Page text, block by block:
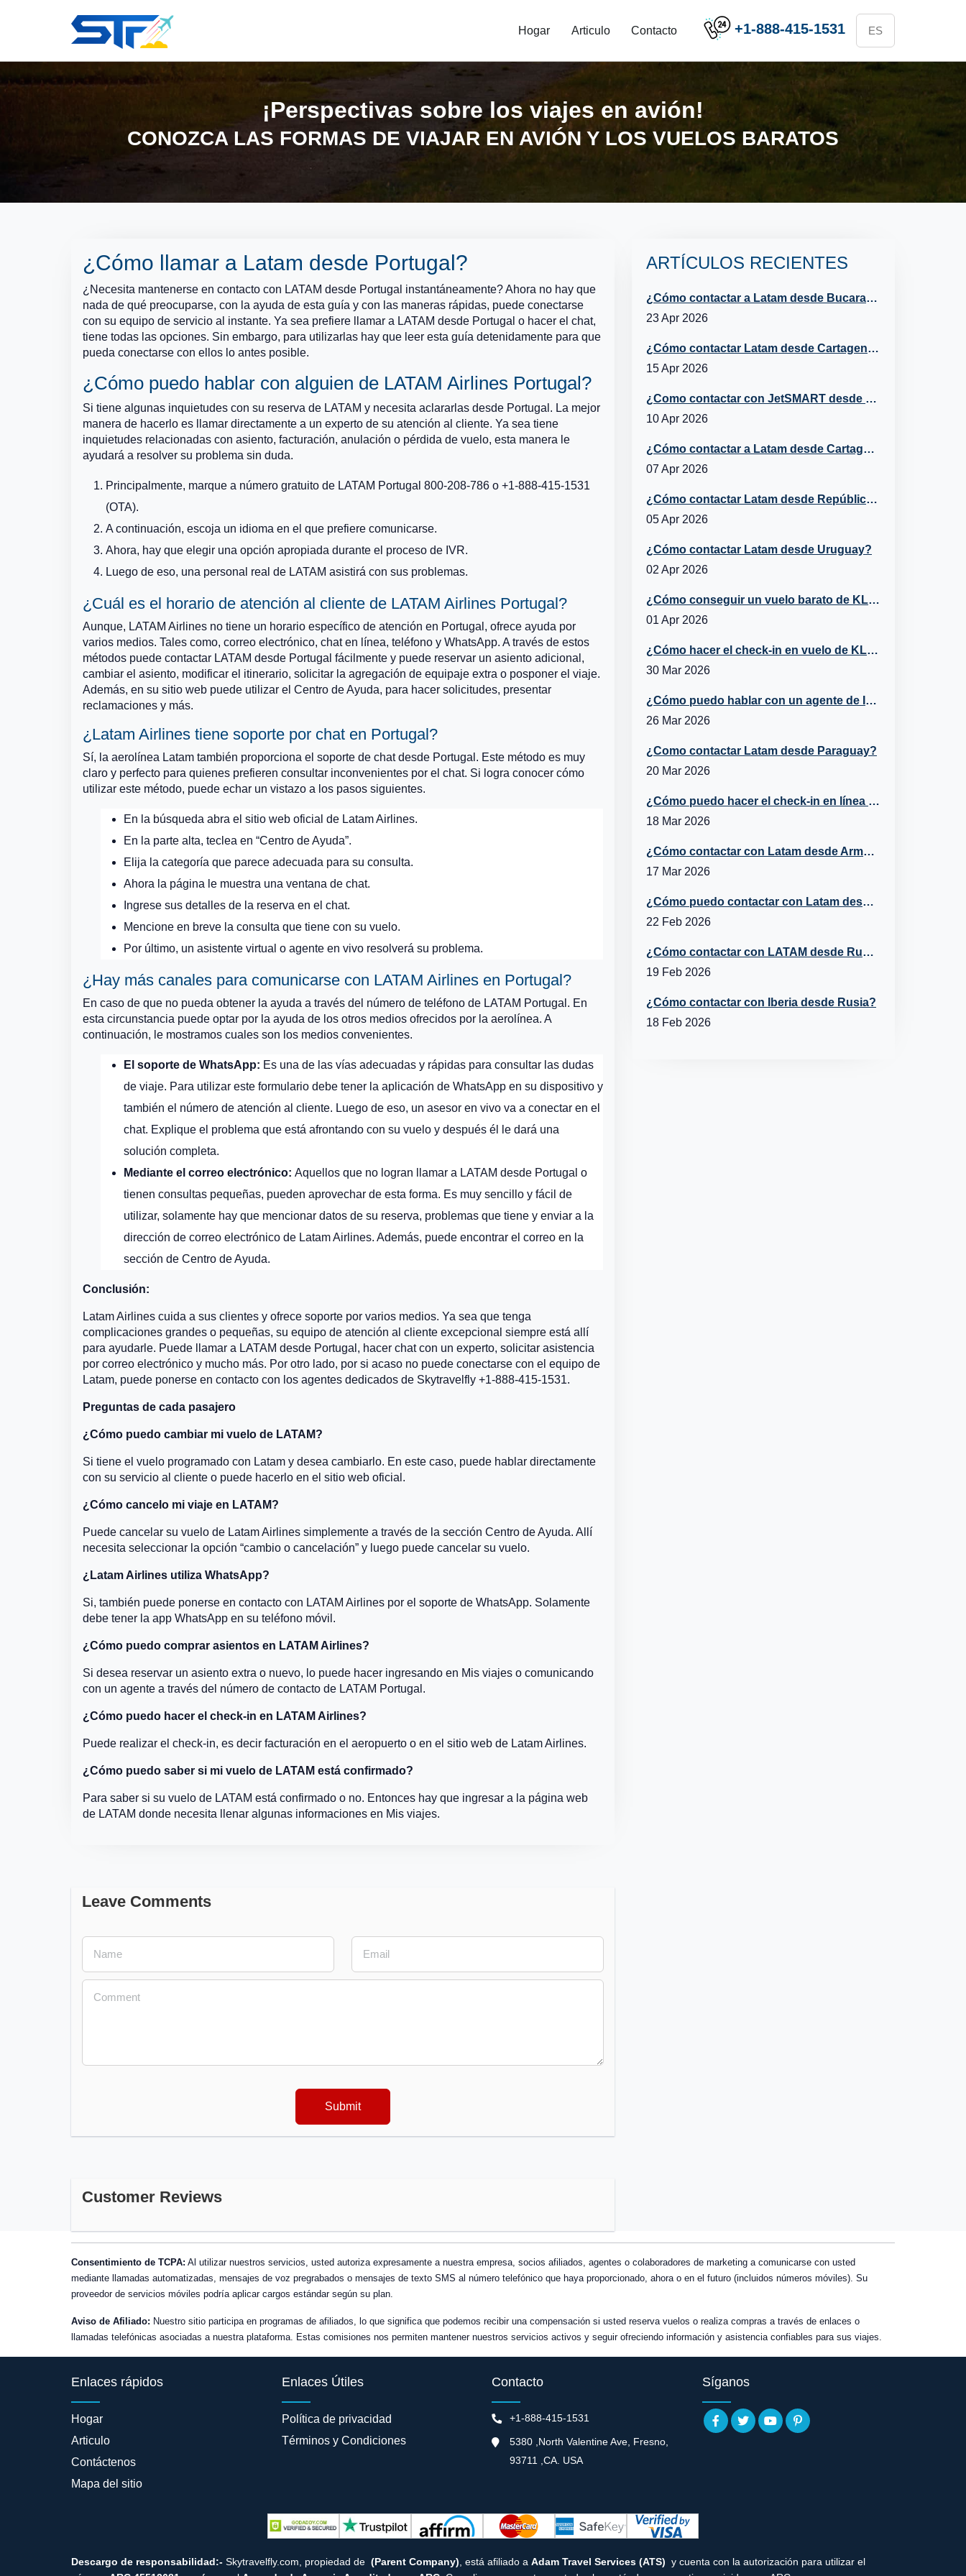
Hogar Articulo Contacto +1-888-415-1531
¡Perspectivas sobre los viajes en avión!
CONOZCA LAS FORMAS DE VIAJAR EN AVIÓN Y LOS VUELOS BARATOS
¿Cómo llamar a Latam desde Portugal?
¿Necesita mantenerse en contacto con LATAM desde Portugal instantáneamente? Ahora no hay que
nada de qué preocuparse, con la ayuda de esta guía y con las maneras rápidas, puede conectarse
con su equipo de servicio al instante. Ya sea prefiere
llamar a LATAM desde Portugal o hacer el chat,
tiene todas las opciones. Sin embargo, para utilizarlas hay que leer esta guía detenidamente para que
pueda conectarse con ellos lo antes posible.
¿Cómo puedo hablar con alguien de LATAM Airlines Portugal?
Si tiene algunas inquietudes con su reserva de LATAM y necesita aclararlas desde Portugal. La mejor
manera de hacerlo es llamar directamente a un experto de su atención al cliente. Ya sea tiene
inquietudes relacionadas con asiento, facturación, anulación o pérdida de vuelo, esta manera le
ayudará a resolver su problema sin duda.
Principalmente, marque a número gratuito de LATAM Portugal 800-208-786 o +1-888-415-1531
(OTA).
A continuación, escoja un idioma en el que prefiere comunicarse.
Ahora, hay que elegir una opción apropiada durante el proceso de IVR.
Luego de eso, una personal real de LATAM asistirá con sus problemas.
¿Cuál es el horario de atención al cliente de LATAM Airlines Portugal?
Aunque, LATAM Airlines no tiene un horario específico de atención en Portugal, ofrece ayuda por
varios medios. Tales como, correo electrónico, chat en línea, teléfono y WhatsApp. A través de estos
métodos puede contactar LATAM desde Portugal fácilmente y puede reservar un asiento adicional,
cambiar el asiento, modificar el itinerario, solicitar la agregación de equipaje extra o posponer el viaje.
Además, en su sitio web puede utilizar el Centro de Ayuda, para hacer solicitudes, presentar
reclamaciones y más.
¿Latam Airlines tiene soporte por chat en Portugal?
Sí, la aerolínea Latam también proporciona el soporte de chat desde Portugal. Este método es muy
claro y perfecto para quienes prefieren consultar inconvenientes por el chat. Si logra conocer cómo
utilizar este método, puede echar un vistazo a los pasos siguientes.
En la búsqueda abra el sitio web oficial de Latam Airlines.
En la parte alta, teclea en “Centro de Ayuda”.
Elija la categoría que parece adecuada para su consulta.
Ahora la página le muestra una ventana de chat.
Ingrese sus detalles de la reserva en el chat.
Mencione en breve la consulta que tiene con su vuelo.
Por último, un asistente virtual o agente en vivo resolverá su problema.
¿Hay más canales para comunicarse con LATAM Airlines en Portugal?
En caso de que no pueda obtener la ayuda a través del número de teléfono de LATAM Portugal. En
esta circunstancia puede optar por la ayuda de los otros medios ofrecidos por la aerolínea. A
continuación, le mostramos cuales son los medios convenientes.
El soporte de WhatsApp: Es una de las vías adecuadas y rápidas para consultar las dudas
de viaje. Para utilizar este formulario debe tener la aplicación de WhatsApp en su dispositivo y
también el número de atención al cliente. Luego de eso, un asesor en vivo va a conectar en el
chat. Explique el problema que está afrontando con su vuelo y después él le dará una
solución completa.
Mediante el correo electrónico: Aquellos que no logran llamar a LATAM desde Portugal o
tienen consultas pequeñas, pueden aprovechar de esta forma. Es muy sencillo y fácil de
utilizar, solamente hay que mencionar datos de su reserva, problemas que tiene y enviar a la
dirección de correo electrónico de Latam Airlines. Además, puede encontrar el correo en la
sección de Centro de Ayuda.
Conclusión:
Latam Airlines cuida a sus clientes y ofrece soporte por varios medios. Ya sea que tenga
complicaciones grandes o pequeñas, su equipo de atención al cliente excepcional siempre está allí
para ayudarle. Puede llamar a LATAM desde Portugal, hacer chat con un experto, solicitar asistencia
por correo electrónico y mucho más. Por otro lado, por si acaso no puede conectarse con el equipo de
Latam, puede ponerse en contacto con los agentes dedicados de Skytravelfly +1-888-415-1531.
Preguntas de cada pasajero
¿Cómo puedo cambiar mi vuelo de LATAM?
Si tiene el vuelo programado con Latam y desea cambiarlo. En este caso, puede hablar directamente
con su servicio al cliente o puede hacerlo en el sitio web oficial.
¿Cómo cancelo mi viaje en LATAM?
Puede cancelar su vuelo de Latam Airlines simplemente a través de la sección Centro de Ayuda. Allí
necesita seleccionar la opción “cambio o cancelación” y luego puede cancelar su vuelo.
¿Latam Airlines utiliza WhatsApp?
Si, también puede ponerse en contacto con LATAM Airlines por el soporte de WhatsApp. Solamente
debe tener la app WhatsApp en su teléfono móvil.
¿Cómo puedo comprar asientos en LATAM Airlines?
Si desea reservar un asiento extra o nuevo, lo puede hacer ingresando en Mis viajes o comunicando
con un agente a través del número de contacto de LATAM Portugal.
¿Cómo puedo hacer el check-in en LATAM Airlines?
Puede realizar el check-in, es decir facturación en el aeropuerto o en el sitio web de Latam Airlines.
¿Cómo puedo saber si mi vuelo de LATAM está confirmado?
Para saber si su vuelo de LATAM está confirmado o no. Entonces hay que ingresar a la página web
de LATAM donde necesita llenar algunas informaciones en Mis viajes.
Leave Comments
Customer Reviews
ARTÍCULOS RECIENTES
¿Cómo contactar a Latam desde Bucaramanga?
23 Apr 2026
¿Cómo contactar Latam desde Cartagena?
15 Apr 2026
¿Como contactar con JetSMART desde Cartagena, Chile?
10 Apr 2026
¿Cómo contactar a Latam desde Cartagena, República Dominicana?
07 Apr 2026
¿Cómo contactar Latam desde República Dominicana?
05 Apr 2026
¿Cómo contactar Latam desde Uruguay?
02 Apr 2026
¿Cómo conseguir un vuelo barato de KLM a España?
01 Apr 2026
¿Cómo hacer el check-in en vuelo de KLM?
30 Mar 2026
¿Cómo puedo hablar con un agente de Iberia desde Belice?
26 Mar 2026
¿Como contactar Latam desde Paraguay?
20 Mar 2026
¿Cómo puedo hacer el check-in en línea con Turkish Airlines?
18 Mar 2026
¿Cómo contactar con Latam desde Armenia?
17 Mar 2026
¿Cómo puedo contactar con Latam desde Italia?
22 Feb 2026
¿Cómo contactar con LATAM desde Rusia?
19 Feb 2026
¿Cómo contactar con Iberia desde Rusia?
18 Feb 2026
Consentimiento de TCPA: Al utilizar nuestros servicios, usted autoriza expresamente a nuestra empresa, socios afiliados, agentes o colaboradores de marketing a comunicarse con usted
mediante llamadas automatizadas, mensajes de voz pregrabados o mensajes de texto SMS al número telefónico que haya proporcionado, ahora o en el futuro (incluidos números móviles). Su
proveedor de servicios móviles podría aplicar cargos estándar según su plan.
Aviso de Afiliado: Nuestro sitio participa en programas de afiliados, lo que significa que podemos recibir una compensación si usted reserva vuelos o realiza compras a través de enlaces o
llamadas telefónicas asociadas a nuestra plataforma. Estas comisiones nos permiten mantener nuestros servicios activos y seguir ofreciendo información y asistencia confiables para sus viajes.
Enlaces rápidos
Hogar
Articulo
Contáctenos
Mapa del sitio
Enlaces Útiles
Política de privacidad
Términos y Condiciones
Contacto
+1-888-415-1531
5380 ,North Valentine Ave, Fresno,
93711 ,CA. USA
Síganos
Descargo de responsabilidad:- Skytravelfly.com, propiedad de (Parent Company) , está afiliado a Adam Travel Services (ATS) y cuenta con la autorización para utilizar el